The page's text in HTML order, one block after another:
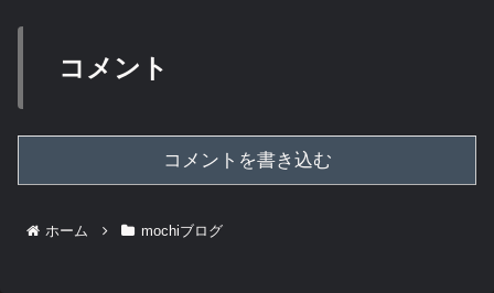
コメント
コメントを書き込む
ホーム mochiブログ